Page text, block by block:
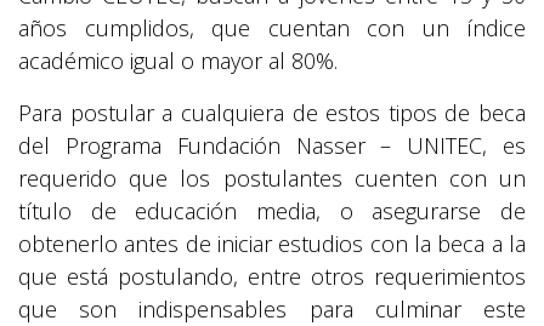
años cumplidos, que cuentan con un índice
académico igual o mayor al 80%.
Para postular a cualquiera de estos tipos de beca
del Programa Fundación Nasser – UNITEC, es
requerido que los postulantes cuenten con un
título de educación media, o asegurarse de
obtenerlo antes de iniciar estudios con la beca a la
que está postulando, entre otros requerimientos
que son indispensables para culminar este